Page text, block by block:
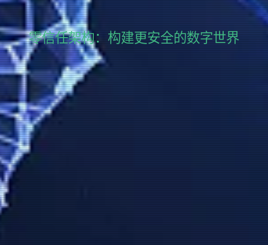
零信任架构：构建更安全的数字世界